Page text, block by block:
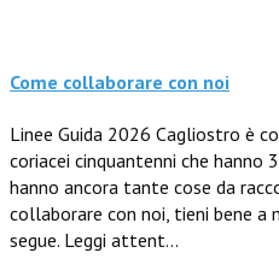
Come collaborare con noi
Linee Guida 2026 Cagliostro è
coriacei cinquantenni che hanno
hanno ancora tante cose da
collaborare con noi, tieni bene a
segue. Leggi attent...